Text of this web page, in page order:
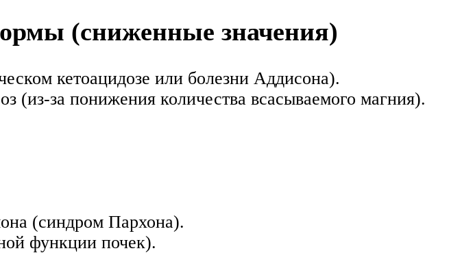
(сниженные значения)
кетоацидозе или болезни Аддисона).
(из-за понижения количества всасываемого магния).
(синдром Пархона).
функции почек).